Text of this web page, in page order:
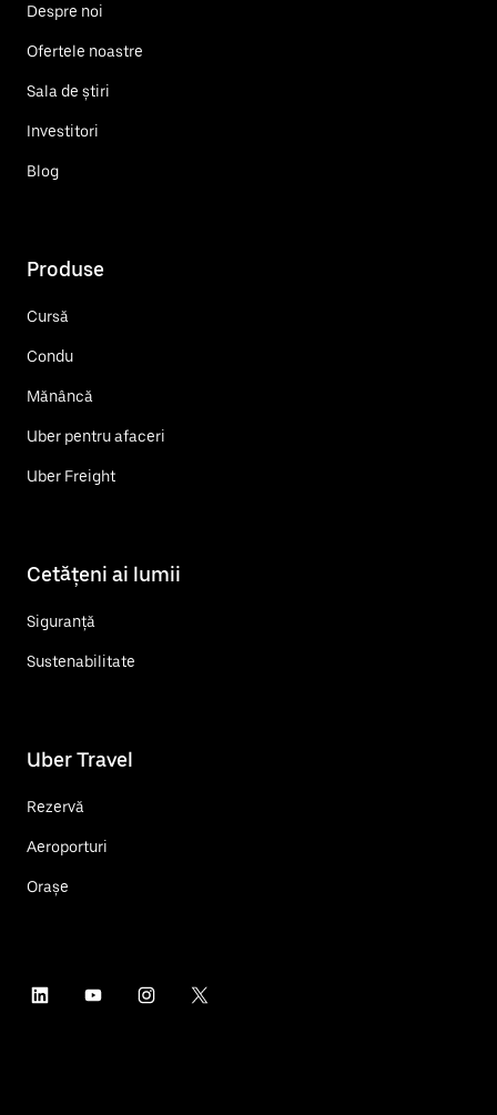
Despre noi
Ofertele noastre
Sala de știri
Investitori
Blog
Produse
Cursă
Condu
Mănâncă
Uber pentru afaceri
Uber Freight
Cetățeni ai lumii
Siguranță
Sustenabilitate
Uber Travel
Rezervă
Aeroporturi
Orașe